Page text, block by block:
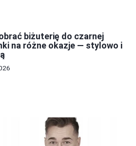
biżuterię do czarnej
na różne okazje — stylowo i